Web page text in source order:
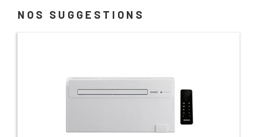
NOS SUGGESTIONS